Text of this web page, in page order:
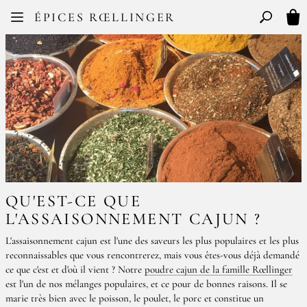
ÉPICES RŒLLINGER
FR EN Basculer
QU'EST-CE QUE
L'ASSAISONNEMENT CAJUN ?
L'assaisonnement cajun est l'une des saveurs les plus populaires et les plus
reconnaissables que vous rencontrerez, mais vous êtes-vous déjà demandé
ce que c'est et d'où il vient ? Notre poudre cajun de la famille Rœllinger
est l'un de nos mélanges populaires, et ce pour de bonnes raisons. Il se
marie très bien avec le poisson, le poulet, le porc et constitue un